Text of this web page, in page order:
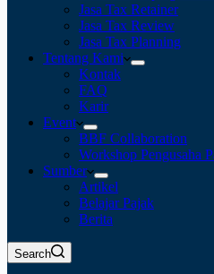
Jasa Tax Retainer
Jasa Tax Review
Jasa Tax Planning
Tentang Kami
Kontak
FAQ
Karir
Event
BBF Collaboration
Workshop Pengusaha
Sumber
Artikel
Belajar Pajak
Berita
Search